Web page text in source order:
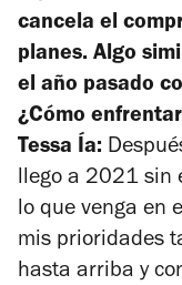
cancela el
planes. Algo
el año pasado
¿Cómo
Tessa Ía:
llego a 2021 sin
lo que venga en
mis prioridades
hasta arriba y